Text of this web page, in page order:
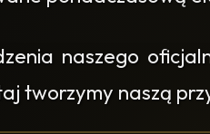
naszego
tworzymy naszą